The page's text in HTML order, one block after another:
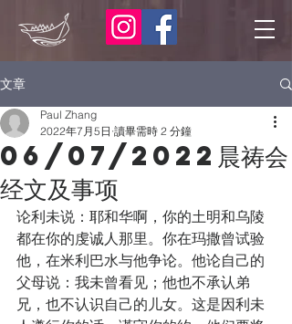
文章
06/07/2022晨祷会
经文及事项
Paul Zhang
2022年7月5日 讀畢需時 2 分鐘
论利未说：耶和华啊，你的土明和乌陵
都在你的虔诚人那里。你在玛撒曾试验
他，在米利巴水与他争论。他论自己的
父母说：我未曾看见；他也不承认弟
兄，也不认识自己的儿女。这是因利未